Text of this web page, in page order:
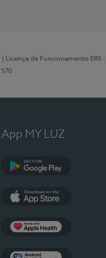
| Licença de Funcionamento ERS
App MY LUZ